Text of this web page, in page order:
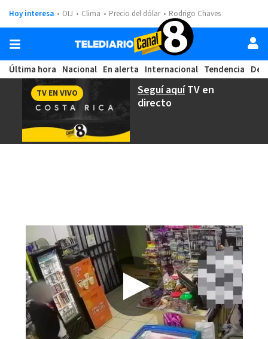
Hoy interesa OIJ Clima Precio del dólar Rodrigo Chaves
Última hora Nacional En alerta Internacional Tendencia
Seguí aquíTV en
directo
TV EN VIVO